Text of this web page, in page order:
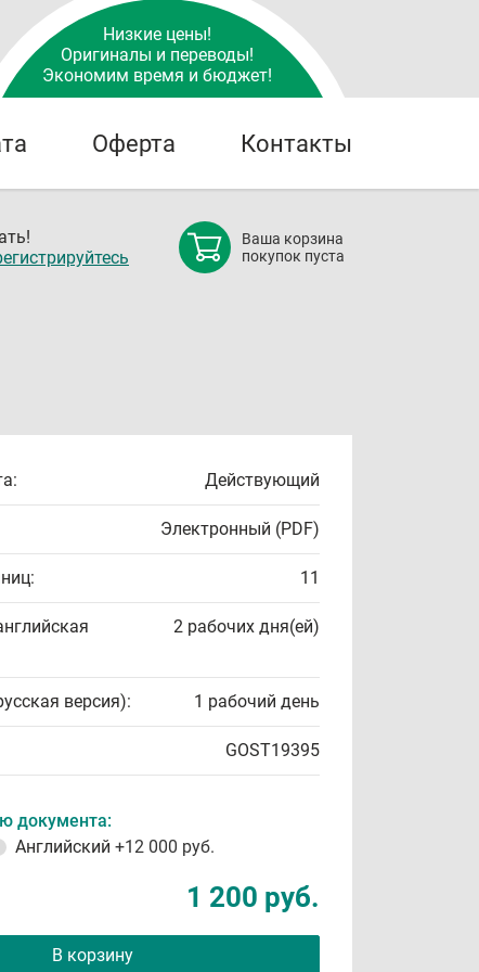
Низкие цены!
Оригиналы и переводы!
Экономим время и бюджет!
Оферта Контакты
Ваша корзина
покупок пуста
Действующий
Электронный (PDF)
11
2 рабочих дня(ей)
версия): 1 рабочий день
GOST19395
документа:
Английский +12 000 руб.
1 200 руб.
В корзину